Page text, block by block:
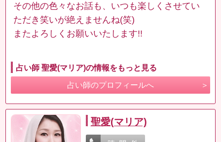
その他の色々なお話も、いつも楽しくさせてい
ただき笑いが絶えませんね(笑)
またよろしくお願いいたします!!
占い師 聖愛(マリア)の情報をもっと見る
占い師のプロフィールへ
聖愛(マリア)